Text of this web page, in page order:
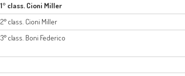
1° class. Cioni Miller
2° class. Cioni Miller
3° class. Boni Federico